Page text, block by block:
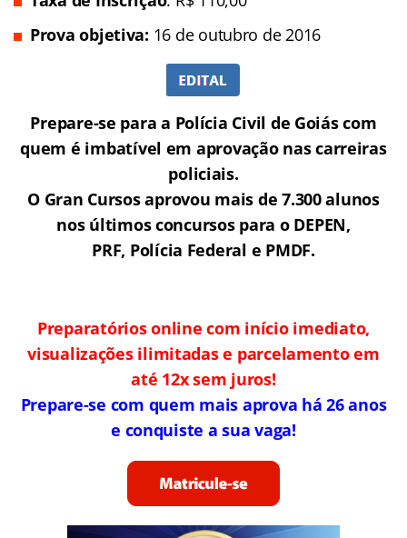
Prova objetiva: 16 de outubro de 2016
Prepare-se para a Polícia Civil de Goiás com
quem é imbatível em aprovação nas carreiras
policiais.
O Gran Cursos aprovou mais de 7.300 alunos
nos últimos concursos para o DEPEN,
PRF, Polícia Federal e PMDF.
Preparatórios online com início imediato,
visualizações ilimitadas e parcelamento em
até 12x sem juros!
Prepare-se com quem mais aprova há 26 anos
e conquiste a sua vaga!